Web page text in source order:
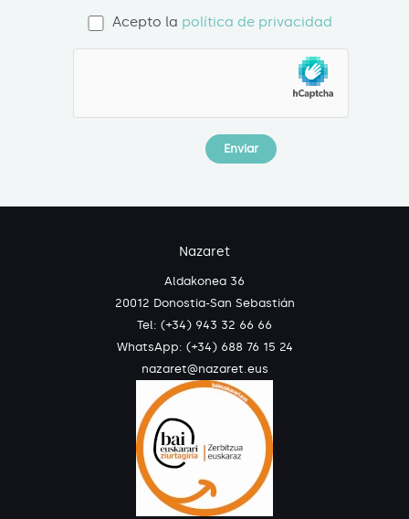
Acepto la política de privacidad
Nazaret
Aldakonea 36
20012 Donostia-San Sebastián
Tel: (+34) 943 32 66 66
WhatsApp: (+34) 688 76 15 24
nazaret@nazaret.eus